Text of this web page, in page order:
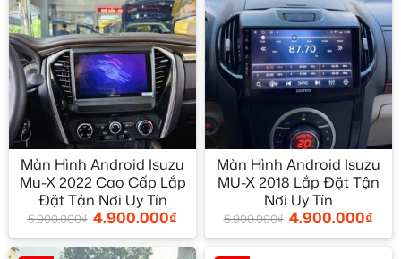
Màn Hình Android Isuzu
Mu-X 2022 Cao Cấp Lắp
Đặt Tận Nơi Uy Tín
5.900.000₫ 4.900.000₫
Màn Hình Android Isuzu
MU-X 2018 Lắp Đặt Tận
Nơi Uy Tín
5.900.000₫ 4.900.000₫